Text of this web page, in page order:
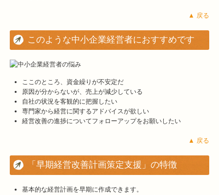
▲ 戻る
このような中小企業経営者におすすめです
ここのところ、資金繰りが不安定だ
原因が分からないが、売上が減少している
自社の状況を客観的に把握したい
専門家から経営に関するアドバイスが欲しい
経営改善の進捗についてフォローアップをお願いしたい
▲ 戻る
「早期経営改善計画策定支援」の特徴
基本的な経営計画を早期に作成できます。